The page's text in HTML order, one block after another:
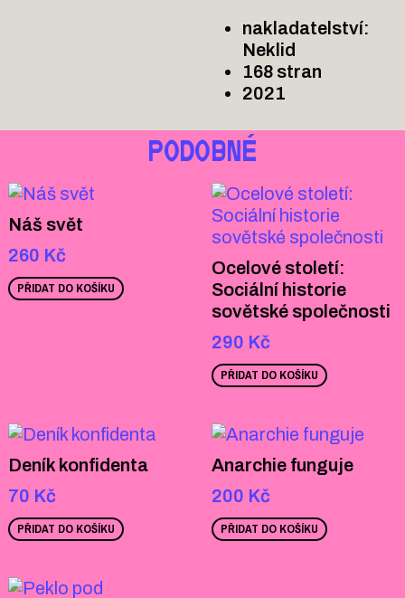
nakladatelství:
Neklid
168 stran
2021
PODOBNÉ
Náš svět
260 Kč
PŘIDAT DO KOŠÍKU
Ocelové století:
Sociální historie
sovětské společnosti
290 Kč
PŘIDAT DO KOŠÍKU
Deník konfidenta
70 Kč
PŘIDAT DO KOŠÍKU
Anarchie funguje
200 Kč
PŘIDAT DO KOŠÍKU